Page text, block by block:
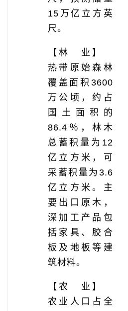
15万亿立方英
尺。
【林 业】
热带原始森林
覆盖面积3600
万公顷，约占
国土面积的
86.4％，林木
总蓄积量为12
亿立方米，可
采蓄积量为3.6
亿立方米。主
要出口原木，
深加工产品包
括家具、胶合
板及地板等建
筑材料。
【农 业】
农业人口占全